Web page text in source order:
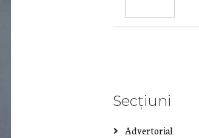
Secțiuni
Advertorial